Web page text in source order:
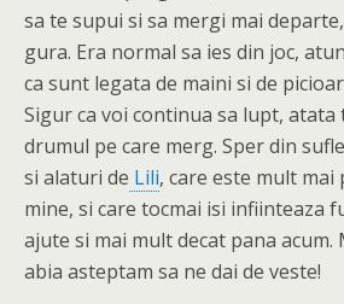
sa te supui si sa mergi mai
gura. Era normal sa ies din joc,
ca sunt legata de maini si de
Sigur ca voi continua sa lupt, atata
drumul pe care merg. Sper din
si alaturi de Lili, care este mult mai
mine, si care tocmai isi infiinteaza
ajute si mai mult decat pana acum.
abia asteptam sa ne dai de veste!